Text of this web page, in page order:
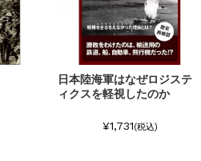
日本陸海軍はなぜロジステ
ィクスを軽視したのか
¥1,731(税込)